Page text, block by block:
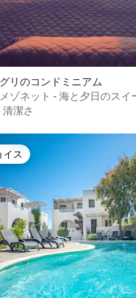
リのコンドミニアム
ゾネット - 海と夕日のスイ
清潔さ
イス
イス